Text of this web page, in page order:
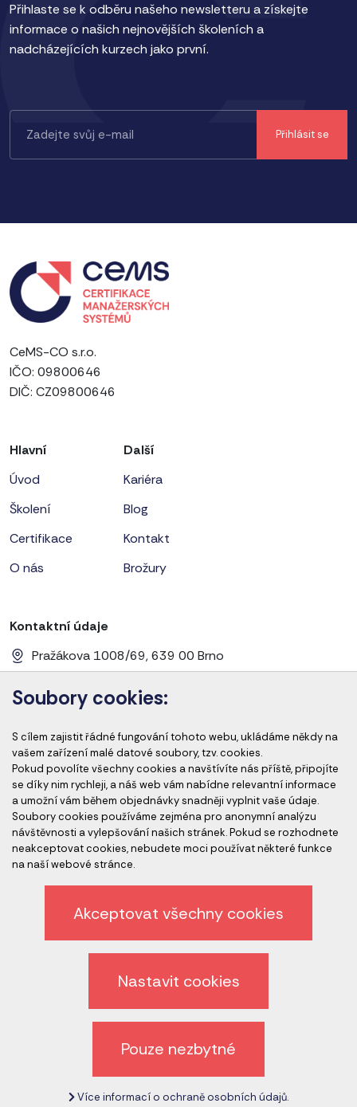
Přihlaste se k odběru našeho newsletteru a získejte
informace o našich nejnovějších školeních a
nadcházejících kurzech jako první.
CeMS-CO s.r.o.
IČO: 09800646
DIČ: CZ09800646
Hlavní
Úvod
Školení
Certifikace
O nás
Další
Kariéra
Blog
Kontakt
Brožury
Kontaktní údaje
Pražákova 1008/69, 639 00 Brno
+420 728 656 281
info@cems-cz.com
www.cems-cz.comwww.pharmaeducation.sk
Člen skupiny
Ochrana osobních údajů
Odhlášení z newsletteru
Zrušit nastavení cookies
Soubory cookies:
S cílem zajistit řádné fungování tohoto webu, ukládáme někdy na
vašem zařízení malé datové soubory, tzv. cookies.
Pokud povolíte všechny cookies a navštívíte nás příště, připojíte
se díky nim rychleji, a náš web vám nabídne relevantní informace
a umožní vám během objednávky snadněji vyplnit vaše údaje.
Soubory cookies používáme zejména pro anonymní analýzu
návštěvnosti a vylepšování našich stránek. Pokud se rozhodnete
neakceptovat cookies, nebudete moci používat některé funkce
na naší webové stránce.
Akceptovat všechny cookies
Nastavit cookies
Pouze nezbytné
Více informací o ochraně osobních údajů.